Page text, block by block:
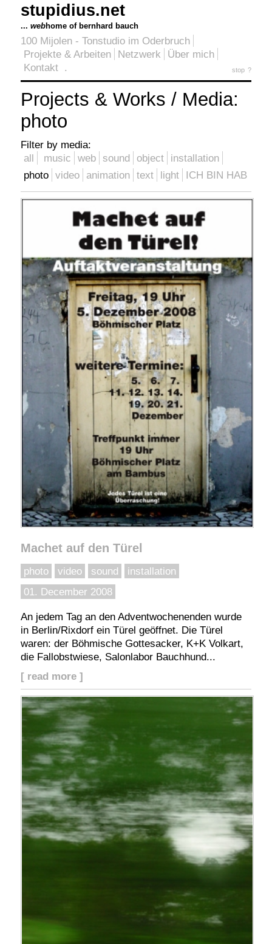
stupidius.net
... webhome of bernhard bauch
100 Mijolen - Tonstudio im Oderbruch
Projekte & Arbeiten
Netzwerk
Über mich
Kontakt . stop ?
Projects & Works / Media:
photo
Filter by media:
all
music web sound object
installation
photo video animation text light ICH BIN HAB
Machet auf den Türel
photo video sound
installation
01. December 2008
An jedem Tag an den Adventwochenenden wurde
in Berlin/Rixdorf ein Türel geöffnet. Die Türel
waren: der Böhmische Gottesacker, K+K Volkart,
die Fallobstwiese, Salonlabor Bauchhund...
[ read more ]